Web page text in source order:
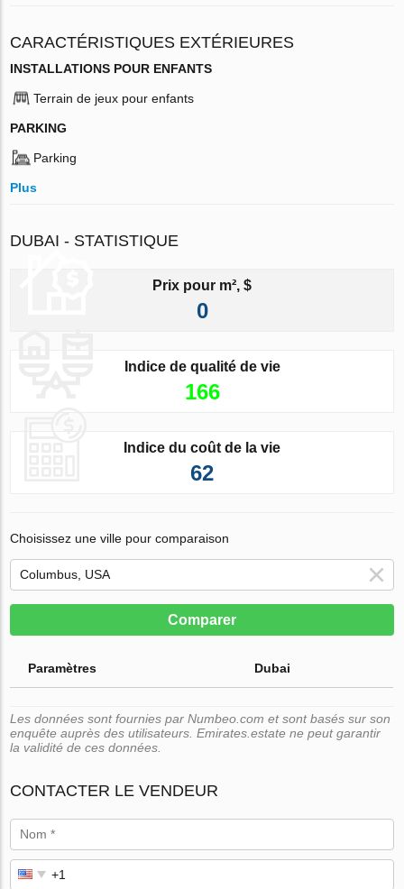
CARACTÉRISTIQUES EXTÉRIEURES
INSTALLATIONS POUR ENFANTS
Terrain de jeux pour enfants
PARKING
Parking
Plus
DUBAI - STATISTIQUE
Prix pour m², $
0
Indice de qualité de vie
166
Indice du coût de la vie
62
Choisissez une ville pour comparaison
Comparer
Paramètres Dubai
Les données sont fournies par Numbeo.com et sont basés sur son
enquête auprès des utilisateurs. Emirates.estate ne peut garantir
la validité de ces données.
CONTACTER LE VENDEUR